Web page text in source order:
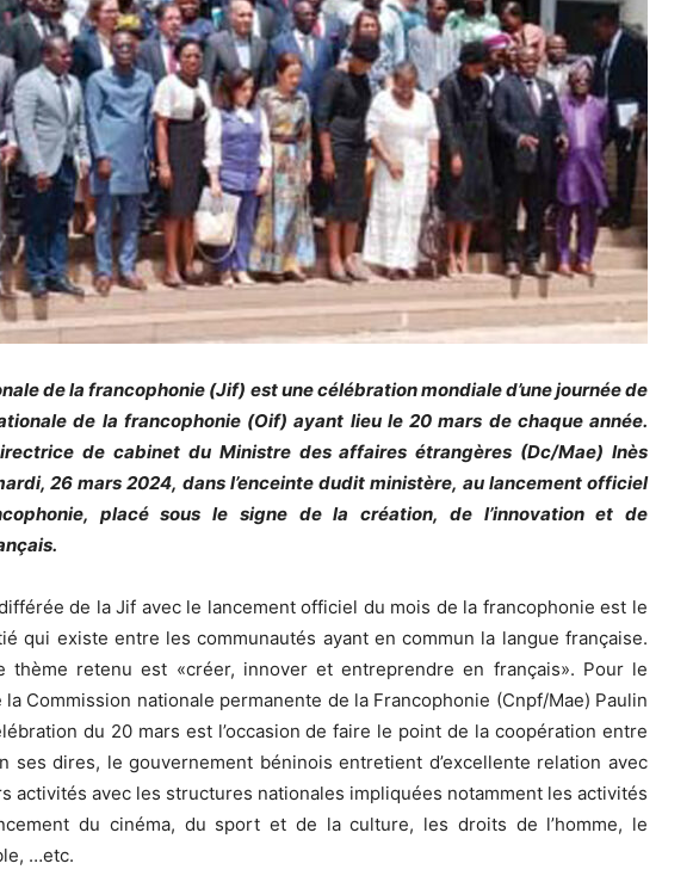
de la francophonie (Jif) est une célébration mondiale d’une journée de
de la francophonie (Oif) ayant lieu le 20 mars de chaque année.
de cabinet du Ministre des affaires étrangères (Dc/Mae) Inès
26 mars 2024, dans l’enceinte dudit ministère, au lancement officiel
placé sous le signe de la création, de l’innovation et de
de la Jif avec le lancement officiel du mois de la francophonie est le
qui existe entre les communautés ayant en commun la langue française.
thème retenu est «créer, innover et entreprendre en français». Pour le
Commission nationale permanente de la Francophonie (Cnpf/Mae) Paulin
du 20 mars est l’occasion de faire le point de la coopération entre
ses dires, le gouvernement béninois entretient d’excellente relation avec
activités avec les structures nationales impliquées notamment les activités
du cinéma, du sport et de la culture, les droits de l’homme, le
…etc.